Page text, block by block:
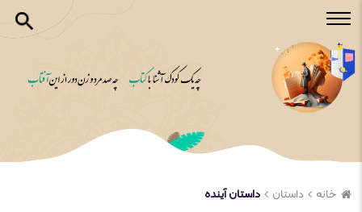
خانه داستان داستان آینده